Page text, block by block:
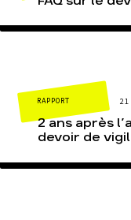
RAPPORT
2 ans après
devoir de